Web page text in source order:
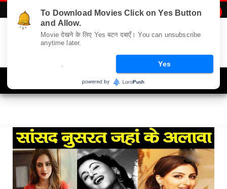
Sohail Khan
To Download Movies Click on Yes Button
and Allow.
Movie देखने के लिए Yes बटन दबाएँ। You can unsubscribe
anytime later.
Yes